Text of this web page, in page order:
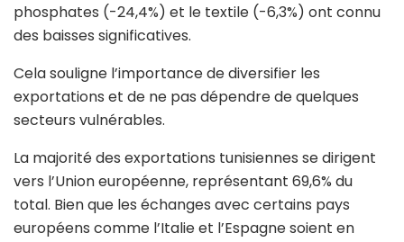
phosphates (-24,4%) et le textile (-6,3%) ont connu
des baisses significatives.
Cela souligne l’importance de diversifier les
exportations et de ne pas dépendre de quelques
secteurs vulnérables.
La majorité des exportations tunisiennes se dirigent
vers l’Union européenne, représentant 69,6% du
total. Bien que les échanges avec certains pays
européens comme l’Italie et l’Espagne soient en